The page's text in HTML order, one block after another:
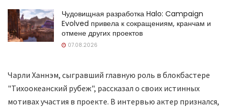
Чудовищная разработка Halo: Campaign
Evolved привела к сокращениям, кранчам и
отмене других проектов
07.08.2026
Чарли Ханнэм, сыгравший главную роль в блокбастере
"Тихоокеанский рубеж", рассказал о своих истинных
мотивах участия в проекте. В интервью актер признался,